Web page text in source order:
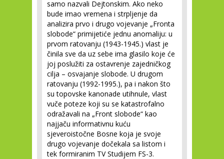
samo nazvali Dejtonskim. Ako neko
bude imao vremena i strpljenje da
analizira prvo i drugo vojevanje „Fronta
slobode“ primijetiće jednu anomaliju: u
prvom ratovanju (1943-1945.) vlast je
činila sve da uz sebe ima glasilo koje će
joj poslužiti za ostavrenje zajedničkog
cilja – osvajanje slobode. U drugom
ratovanju (1992-1995.), pa i nakon što
su topovske kanonade utihnule, vlast
vuče poteze koji su se katastrofalno
odražavali na „Front slobode“ kao
najjaču informativnu kuću
sjeveroistočne Bosne koja je svoje
drugo vojevanje dočekala sa listom i
tek formiranim TV Studijem FS-3.